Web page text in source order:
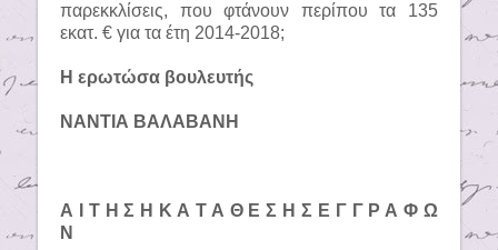
παρεκκλίσεις, που φτάνουν περίπου τα 135
εκατ. € για τα έτη 2014-2018;
Η ερωτώσα βουλευτής
ΝΑΝΤΙΑ ΒΑΛΑΒΑΝΗ
Α Ι Τ Η Σ Η Κ Α Τ Α Θ Ε Σ Η Σ Ε Γ Γ Ρ Α Φ Ω
Ν